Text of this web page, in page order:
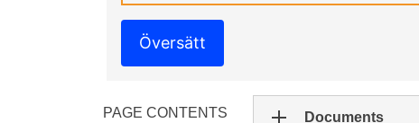
Översätt
PAGE CONTENTS Documents